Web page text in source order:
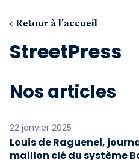
Nos
Notre
‹ Retour à l'accueil
StreetPress
Nos articles
22 janvier 2025
Louis de Raguenel,
maillon clé du système